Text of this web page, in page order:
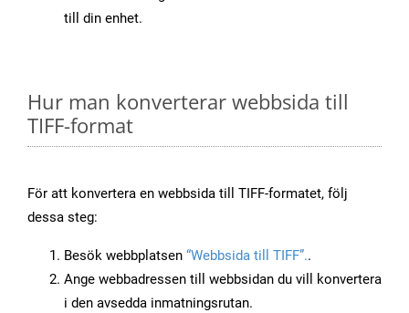
till din enhet.
Hur man konverterar webbsida till
TIFF-format
För att konvertera en webbsida till TIFF-formatet, följ
dessa steg:
Besök webbplatsen “Webbsida till TIFF”..
Ange webbadressen till webbsidan du vill konvertera
i den avsedda inmatningsrutan.